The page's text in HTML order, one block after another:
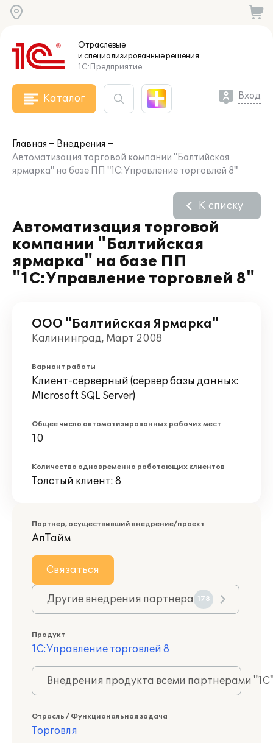
Отраслевые
и специализированныерешения
1С:Предприятие
Каталог Вход
Главная
Внедрения
Автоматизация торговой компании "Балтийская
ярмарка" на базе ПП "1С:Управление торговлей 8"
Автоматизация торговой
компании "Балтийская
ярмарка" на базе ПП
"1С:Управление торговлей 8"
К списку
ООО "Балтийская Ярмарка"
Калининград, Март 2008
Вариант работы
Клиент-серверный (сервер базы данных:
Microsoft SQL Server)
Общее число автоматизированных рабочих мест
10
Количество одновременно работающих клиентов
Толстый клиент: 8
Партнер, осуществивший внедрение/проект
АпТайм
Связаться
Другие внедрения партнера 178
Продукт
1С:Управление торговлей 8
Внедрения продукта всеми партнерами
Отрасль / Функциональная задача
Торговля